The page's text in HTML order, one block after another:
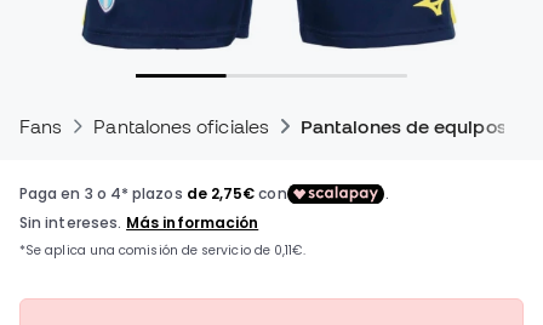
Fans Pantalones oficiales Pantalones de equipos